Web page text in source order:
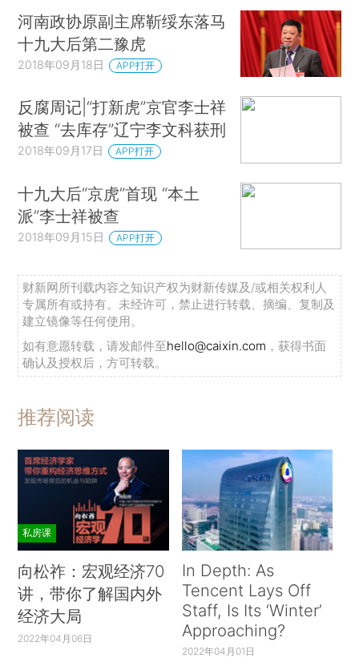
河南政协原副主席靳绥东落马
十九大后第二豫虎
2018年09月18日 APP打开
反腐周记|“打新虎”京官李士祥
被查 “去库存”辽宁李文科获刑
2018年09月17日 APP打开
十九大后“京虎”首现 “本土
派”李士祥被查
2018年09月15日 APP打开
财新网所刊载内容之知识产权为财新传媒及/或相关权利人
专属所有或持有。未经许可，禁止进行转载、摘编、复制及
建立镜像等任何使用。
如有意愿转载，请发邮件至hello@caixin.com ，获得书面
确认及授权后，方可转载。
推荐阅读
私房课
向松祚：宏观经济70
讲，带你了解国内外
经济大局
2022年04月06日
In Depth: As
Tencent Lays Off
Staff, Is Its ‘Winter’
Approaching?
2022年04月01日